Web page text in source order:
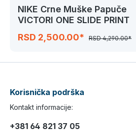
NIKE Crne Muške Papuče
VICTORI ONE SLIDE PRINT
RSD 2,500.00*
RSD 4,290.00*
Korisnička podrška
Kontakt informacije:
+381 64 821 37 05